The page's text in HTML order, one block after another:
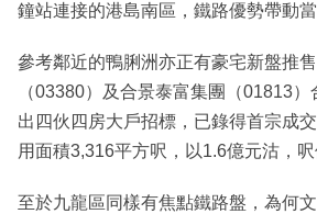
鐘站連接的港島南區，鐵路優勢帶動當
參考鄰近的鴨脷洲亦正有豪宅新盤推
（03380）及合景泰富集團（01813
出四伙四房大戶招標，已錄得首宗成
用面積3,316平方呎，以1.6億元沽，呎
至於九龍區同樣有焦點鐵路盤，為何